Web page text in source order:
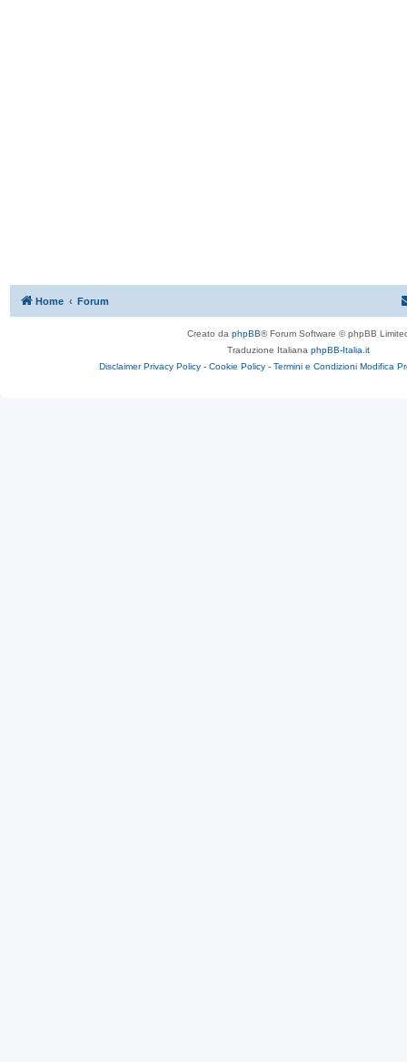
Home Forum
Creato da phpBB® Forum Software © phpBB
Traduzione Italiana phpBB-Italia.it
Disclaimer Privacy Policy - Cookie Policy - Termini e Condizioni Modifica